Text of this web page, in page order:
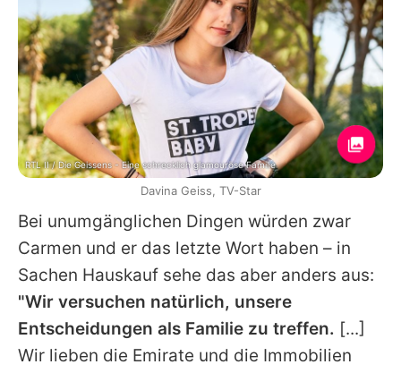
Bei unumgänglichen Dingen würden zwar
Carmen und er das letzte Wort haben – in
Sachen Hauskauf sehe das aber anders aus:
"Wir versuchen natürlich, unsere
Entscheidungen als Familie zu treffen. [...]
Wir lieben die Emirate und die Immobilien
RTL II / Die Geissens - Eine schrecklich glamouröse Familie
Davina Geiss, TV-Star